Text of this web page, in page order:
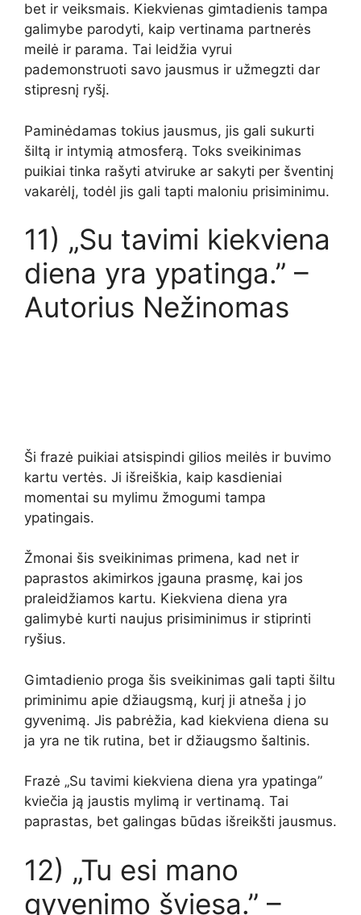
bet ir veiksmais. Kiekvienas gimtadienis tampa
galimybe parodyti, kaip vertinama partnerės
meilė ir parama. Tai leidžia vyrui
pademonstruoti savo jausmus ir užmegzti dar
stipresnį ryšį.
Paminėdamas tokius jausmus, jis gali sukurti
šiltą ir intymią atmosferą. Toks sveikinimas
puikiai tinka rašyti atviruke ar sakyti per šventinį
vakarėlį, todėl jis gali tapti maloniu prisiminimu.
11) „Su tavimi kiekviena
diena yra ypatinga.” –
Autorius Nežinomas
Ši frazė puikiai atsispindi gilios meilės ir buvimo
kartu vertės. Ji išreiškia, kaip kasdieniai
momentai su mylimu žmogumi tampa
ypatingais.
Žmonai šis sveikinimas primena, kad net ir
paprastos akimirkos įgauna prasmę, kai jos
praleidžiamos kartu. Kiekviena diena yra
galimybė kurti naujus prisiminimus ir stiprinti
ryšius.
Gimtadienio proga šis sveikinimas gali tapti šiltu
priminimu apie džiaugsmą, kurį ji atneša į jo
gyvenimą. Jis pabrėžia, kad kiekviena diena su
ja yra ne tik rutina, bet ir džiaugsmo šaltinis.
Frazė „Su tavimi kiekviena diena yra ypatinga”
kviečia ją jaustis mylimą ir vertinamą. Tai
paprastas, bet galingas būdas išreikšti jausmus.
12) „Tu esi mano
gyvenimo šviesa.” –